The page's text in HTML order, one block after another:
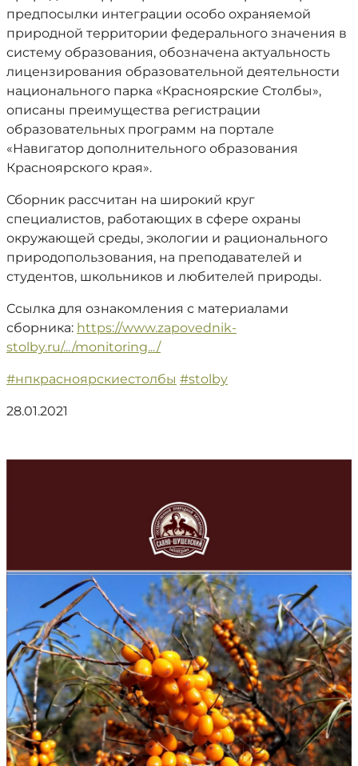
предпосылки интеграции особо охраняемой
природной территории федерального значения в
систему образования, обозначена актуальность
лицензирования образовательной деятельности
национального парка «Красноярские Столбы»,
описаны преимущества регистрации
образовательных программ на портале
«Навигатор дополнительного образования
Красноярского края».
Сборник рассчитан на широкий круг
специалистов, работающих в сфере охраны
окружающей среды, экологии и рационального
природопользования, на преподавателей и
студентов, школьников и любителей природы.
Ссылка для ознакомления с материалами
сборника: https://www.zapovednik-
stolby.ru/.../monitoring.../
#нпкрасноярскиестолбы #stolby
28.01.2021